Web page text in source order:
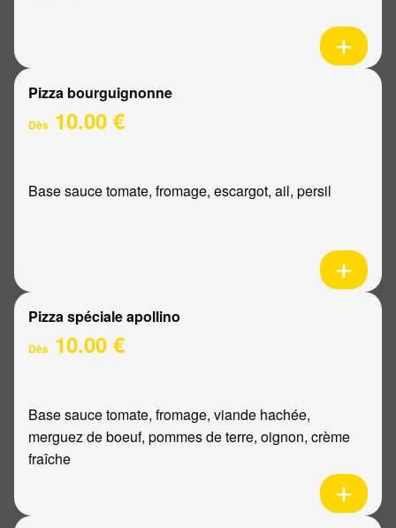
Pizza bourguignonne
Dès 10.00 €
Base sauce tomate, fromage, escargot, ail, persil
Pizza spéciale apollino
Dès 10.00 €
Base sauce tomate, fromage, viande hachée,
merguez de boeuf, pommes de terre, oignon, crème
fraîche